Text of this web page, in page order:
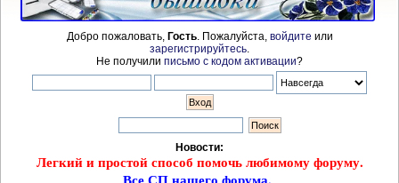
Добро пожаловать, Гость. Пожалуйста, войдите или
зарегистрируйтесь
Не получили письмо с кодом активации?
Новости:
Легкий и простой способ помочь любимому форуму.